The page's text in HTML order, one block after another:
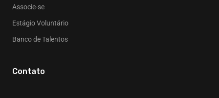
Associe-se
Estágio Voluntário
Banco de Talentos
Contato